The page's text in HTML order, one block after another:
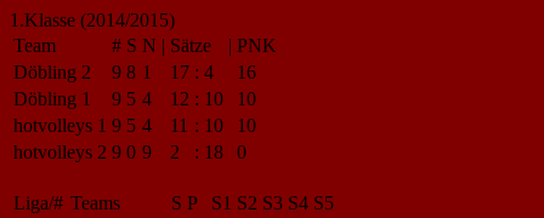
1.Klasse (2014/2015)
Team
# S N | Sätze | PNK
Döbling 2
9 8 1 17 : 4
16
Döbling 1
9 5 4 12 : 10
10
hotvolleys 1 9 5 4 11 : 10
10
hotvolleys 2 9 0 9 2 : 18 0
Liga/# Teams S P S1 S2 S3 S4 S5